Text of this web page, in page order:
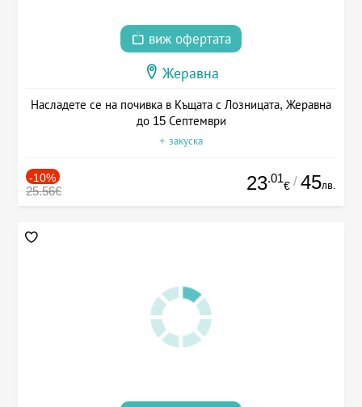
виж офертата
Жеравна
Насладете се на почивка в Къщата с Лозницата, Жеравна
до 15 Септември
+ закуска
-10%
25.56€ 23.01
€ / 45лв.